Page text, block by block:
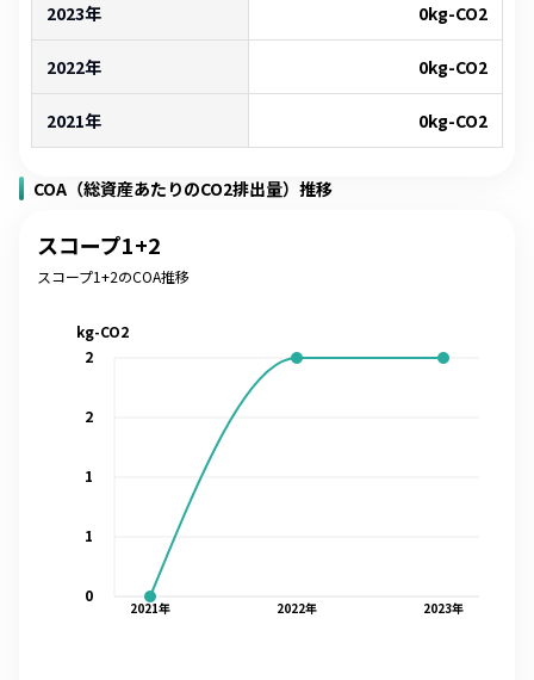
2023年 0kg-CO2
2022年 0kg-CO2
2021年 0kg-CO2
COA（総資産あたりのCO2排出量）推移
スコープ1+2
スコープ1+2のCOA推移
2021年 2022年 2023年
0
1
1
2
2
kg-CO2